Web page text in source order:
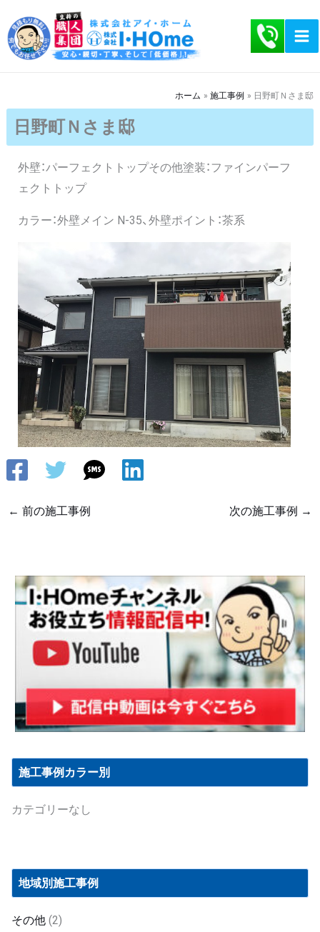
容
を
ッ
ホーム 施工事例 日野町Ｎさま邸
日野町Ｎさま邸
外壁：パーフェクトトップその他塗装：ファインパーフ
ェクトトップ
カラー：外壁メイン N-35、外壁ポイント：茶系
← 前の施工事例 次の施工事例 →
施工事例カラー別
カテゴリーなし
地域別施工事例
その他(2)